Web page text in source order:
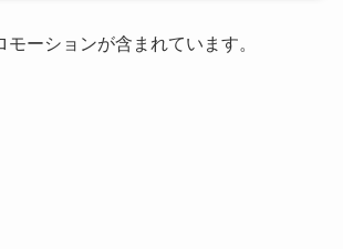
ーションが含まれています。